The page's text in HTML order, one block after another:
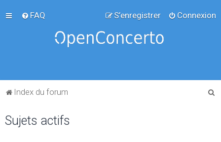
FAQ Connexion
S’enregistrer
Index du forum
Sujets actifs